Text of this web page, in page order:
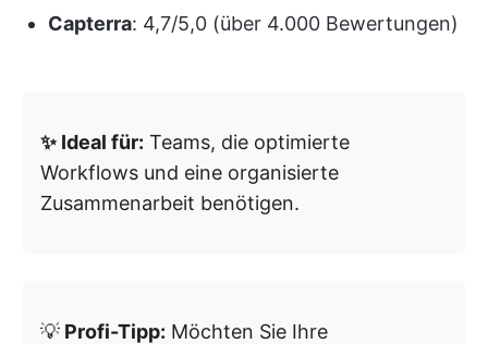
Capterra: 4,7/5,0 (über 4.000 Bewertungen)
✨ Ideal für: Teams, die optimierte
Workflows und eine organisierte
Zusammenarbeit benötigen.
💡 Profi-Tipp: Möchten Sie Ihre